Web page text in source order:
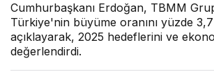
Cumhurbaşkanı Erdoğan, TBMM
Türkiye'nin büyüme oranını yüzde
açıklayarak, 2025 hedeflerini ve
değerlendirdi.
etkiler?